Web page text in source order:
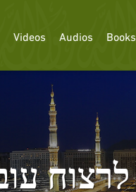
Books
Audios
Videos